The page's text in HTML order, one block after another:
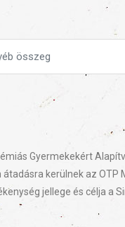
Gyermekekért
kerülnek az
jellege és célja a